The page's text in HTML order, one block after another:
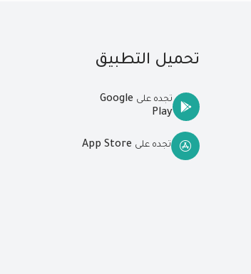
تحميل التطبيق
تجده على Google
Play
تجده على App Store